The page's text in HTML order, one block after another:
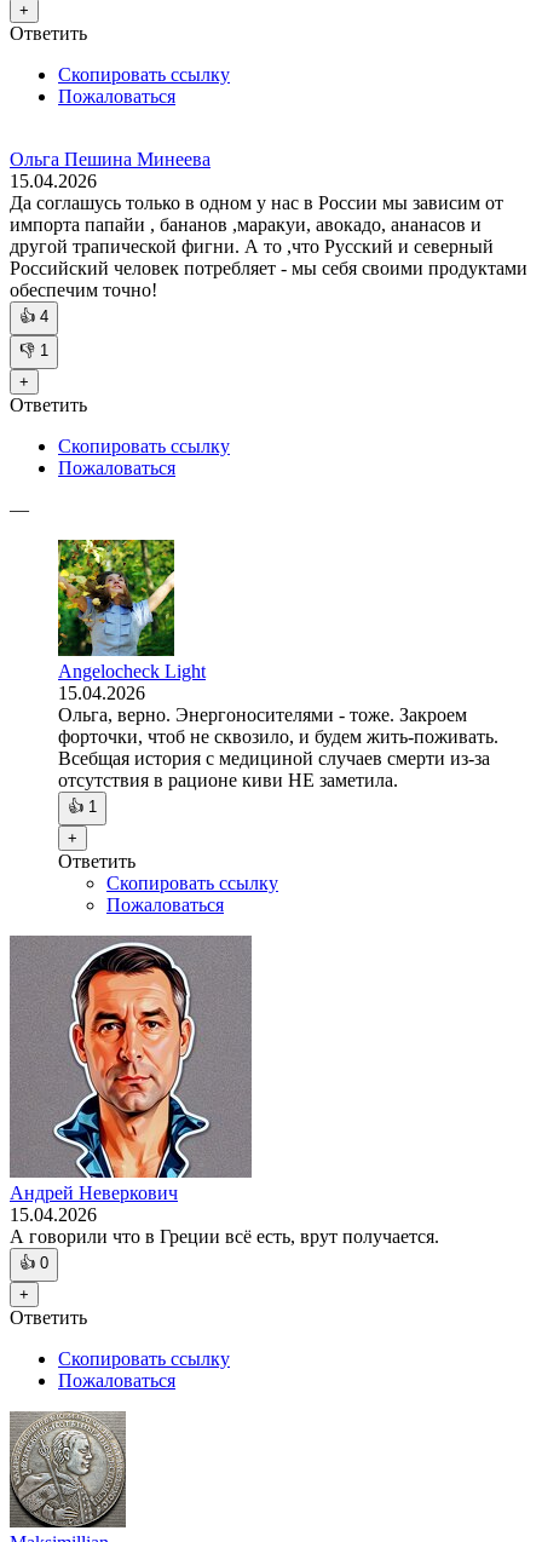
+
Ответить
Скопировать ссылку
Пожаловаться
Ольга Пешина Минеева
15.04.2026
Да соглашусь только в одном у нас в России мы зависим от
импорта папайи , бананов ,маракуи, авокадо, ананасов и
другой трапической фигни. А то ,что Русский и северный
Российский человек потребляет - мы себя своими продуктами
обеспечим точно!
👍 4
👎 1
+
Ответить
Скопировать ссылку
Пожаловаться
—
Angelocheck Light
15.04.2026
Ольга, верно. Энергоносителями - тоже. Закроем
форточки, чтоб не сквозило, и будем жить-поживать.
Всебщая история с медициной случаев смерти из-за
отсутствия в рационе киви НЕ заметила.
👍 1
+
Ответить
Скопировать ссылку
Пожаловаться
Андрей Неверкович
15.04.2026
А говорили что в Греции всё есть, врут получается.
👍 0
+
Ответить
Скопировать ссылку
Пожаловаться